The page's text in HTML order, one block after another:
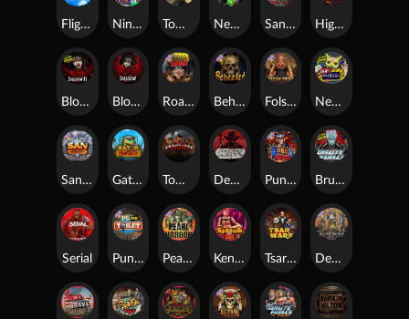
Dead, Dead, or Deader
Highway to Hell
Tsar Wars
Brute Force
Tombstone Slaughter
San Quentin 2: Death Row
Blood & Shadow
Blood & Shadow 2
Punk Rocker 2
Deadwood R.I.P
Beheaded Nexus Outsourced
Nexus The Crypt
Gator Hunters
Kenneth Must Die
Tombstone RIP
Folsom Prison
Road Rage
Nine To Five
Flight Mode
San Quentin xWays
Serial Punk Toilet Pearl Harbor